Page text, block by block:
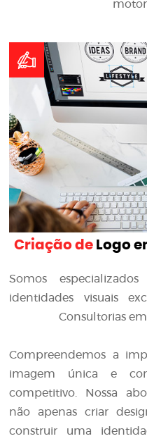
motor
Criação deLogo
Somos
identidades visuais
Consultorias
Compreendemos a
imagem única e
competitivo. Nossa
não apenas criar
construir uma